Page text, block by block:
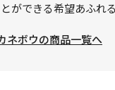
ができる希望あふれ
ネボウの商品一覧へ